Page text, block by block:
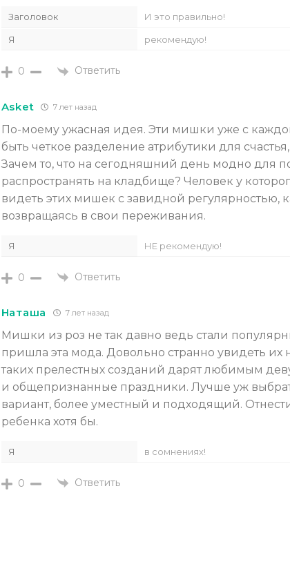
Заголовок И это правильно!
Я рекомендую!
0 Ответить
Asket 7 лет назад
По-моему ужасная идея. Эти мишки уже с
быть четкое разделение атрибутики для
Зачем то, что на сегодняшний день модно для
распространять на кладбище? Человек у
видеть этих мишек с завидной регулярностью,
возвращаясь в свои переживания.
Я НЕ рекомендую!
0 Ответить
Наташа 7 лет назад
Мишки из роз не так давно ведь стали
пришла эта мода. Довольно странно увидеть
таких прелестных созданий дарят любимым
и общепризнанные праздники. Лучше уж
вариант, более уместный и подходящий.
ребенка хотя бы.
Я в сомнениях!
0 Ответить